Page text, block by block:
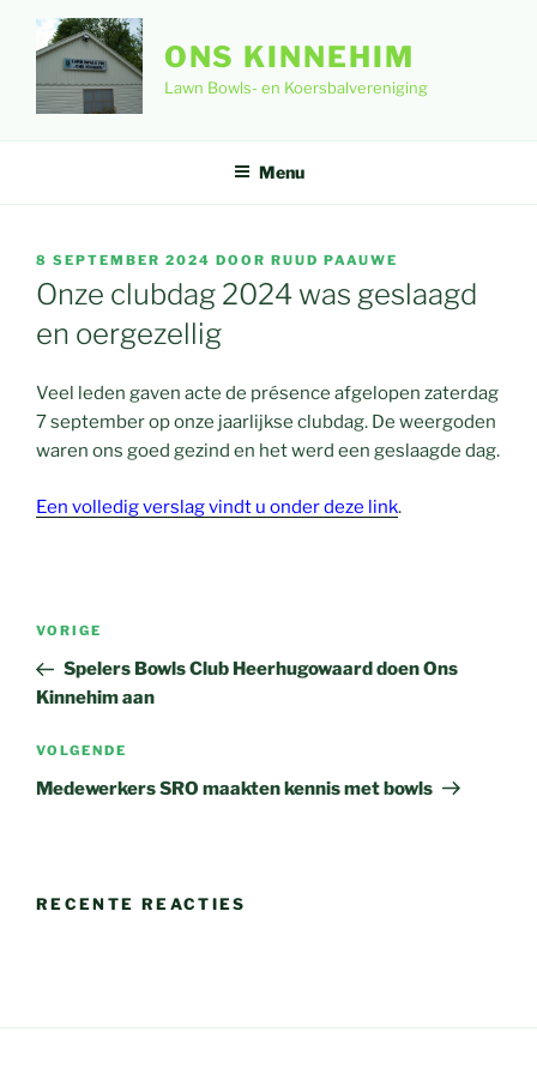
inhoud
ONS KINNEHIM
Lawn Bowls- en Koersbalvereniging
Menu
GEPLAATST
OP
8 SEPTEMBER 2024 DOOR RUUD PAAUWE
Onze clubdag 2024 was geslaagd
en oergezellig
Veel leden gaven acte de présence afgelopen zaterdag
7 september op onze jaarlijkse clubdag. De weergoden
waren ons goed gezind en het werd een geslaagde dag.
Een volledig verslag vindt u onder deze link.
Bericht
Vorig
bericht
VORIGE
Spelers Bowls Club Heerhugowaard doen Ons
Kinnehim aan
Volgend
bericht
VOLGENDE
Medewerkers SRO maakten kennis met bowls
RECENTE REACTIES